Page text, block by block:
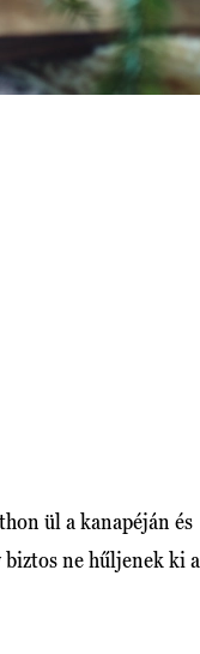
ül a kanapéján és
ne hűljenek ki a